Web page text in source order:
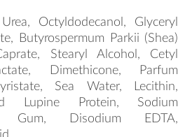
Octyldodecanol, Glyceryl
Butyrospermum Parkii (Shea)
Stearyl Alcohol, Cetyl
Dimethicone, Parfum
Sea Water, Lecithin,
Lupine Protein, Sodium
Gum, Disodium EDTA,